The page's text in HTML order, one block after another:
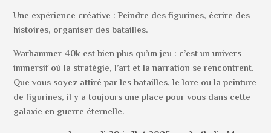
Une expérience créative : Peindre des figurines, écrire des
histoires, organiser des batailles.
Warhammer 40k est bien plus qu’un jeu : c’est un univers
immersif où la stratégie, l’art et la narration se rencontrent.
Que vous soyez attiré par les batailles, le lore ou la peinture
de figurines, il y a toujours une place pour vous dans cette
galaxie en guerre éternelle.